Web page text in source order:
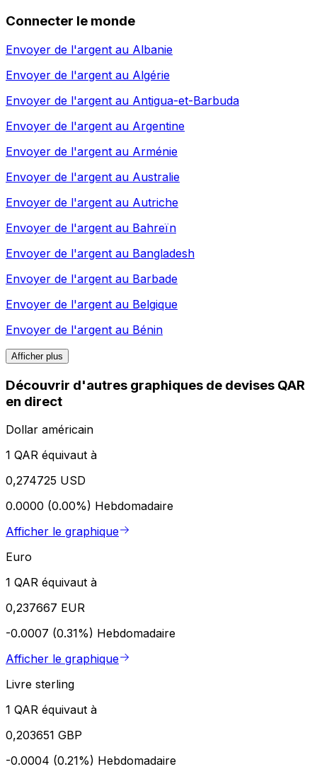
Connecter le monde
Envoyer de l'argent au Albanie
Envoyer de l'argent au Algérie
Envoyer de l'argent au Antigua-et-Barbuda
Envoyer de l'argent au Argentine
Envoyer de l'argent au Arménie
Envoyer de l'argent au Australie
Envoyer de l'argent au Autriche
Envoyer de l'argent au Bahreïn
Envoyer de l'argent au Bangladesh
Envoyer de l'argent au Barbade
Envoyer de l'argent au Belgique
Envoyer de l'argent au Bénin
Afficher plus
Découvrir d'autres graphiques de devises QAR
en direct
Dollar américain
1 QAR équivaut à
0,274725 USD
0.0000 (0.00%) Hebdomadaire
Afficher le graphique
Euro
1 QAR équivaut à
0,237667 EUR
-0.0007 (0.31%) Hebdomadaire
Afficher le graphique
Livre sterling
1 QAR équivaut à
0,203651 GBP
-0.0004 (0.21%) Hebdomadaire